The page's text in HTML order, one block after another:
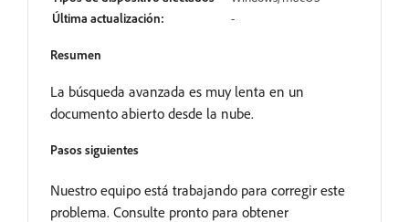
Última actualización:
-
Resumen
La búsqueda avanzada es muy lenta en un
documento abierto desde la nube.
Pasos siguientes
Nuestro equipo está trabajando para corregir este
problema. Consulte pronto para obtener